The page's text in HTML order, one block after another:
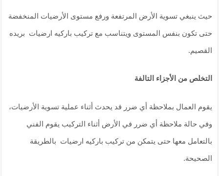
حيث ينبغي تسوية الأرض المرتفعة ورفع مستوى الأرضيات المنخفضة
حتى تكون بنفس المستوى ويتناسب مع تركيب باركيه ارضيات بريده
القصيم.
التخلص من الأجزاء التالفة
يقوم العمال بملاحظة أي ضرر قد يحدث أثناء عملية تسوية الأرضيات،
وفي حالة ملاحظة أي ضرر في الأرض أثناء التركيب يقوم الفني
بالتعامل معها حتى يتمكن من تركيب باركيه ارضيات بالطريقة
الصحيحة.